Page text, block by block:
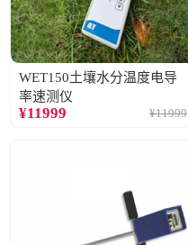
WET150土壤水分温度电导
率速测仪
¥11999 ¥11999